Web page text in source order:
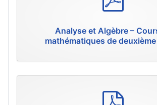
Analyse et Algèbre –
mathématiques de